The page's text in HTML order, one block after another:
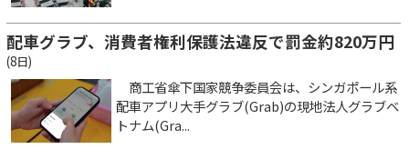
配車グラブ、消費者権利保護法違反で罰金約820万円
(8日)
商工省傘下国家競争委員会は、シンガポール系
配車アプリ大手グラブ(Grab)の現地法人グラブベ
トナム(Gra...